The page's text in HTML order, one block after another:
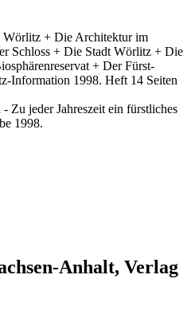
Wörlitz + Die Architektur im
Schloss + Die Stadt Wörlitz + Die
+ Der Fürst-
Information 1998. Heft 14 Seiten
Zu jeder Jahreszeit ein fürstliches
1998.
Anhalt, Verlag